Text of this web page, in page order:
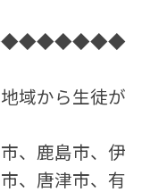
域から生徒が
、鹿島市、伊
、唐津市、有